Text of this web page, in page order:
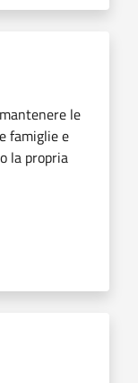
le
famiglie e
la propria